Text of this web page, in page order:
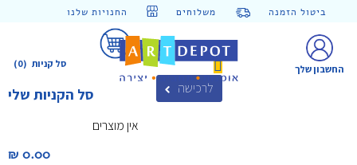
ביטול הזמנה משלוחים החנויות שלנו
(0) סל קניות
סל הקניות שלי לרכישה
אין מוצרים
0.00 ₪‎
החשבון שלך